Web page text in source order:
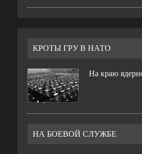
КРОТЫ ГРУ В НАТО
На краю
НА БОЕВОЙ СЛУЖБЕ